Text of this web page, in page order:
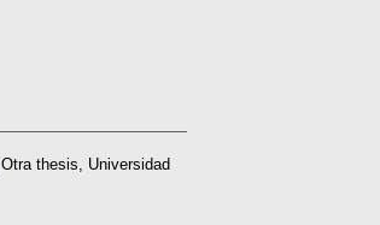
Otra thesis, Universidad